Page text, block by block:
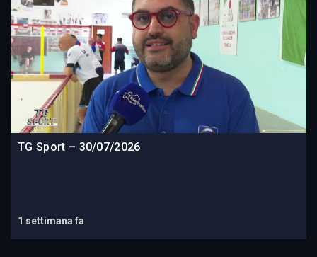
TG Sport – 30/07/2026
1 settimana fa